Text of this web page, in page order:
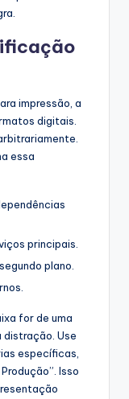
impressão, a
digitais.
essa
principais.
plano.
for de uma
distração. Use
específicas,
Isso